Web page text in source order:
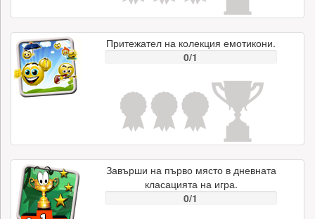
Притежател на колекция емотикони.
0/1
Завърши на първо място в дневната
класацията на игра.
0/1